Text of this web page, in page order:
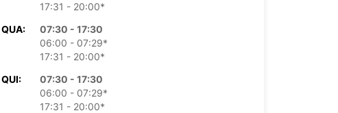
17:31 - 20:00*
QUA:
07:30 - 17:30
06:00 - 07:29*
17:31 - 20:00*
QUI:
07:30 - 17:30
06:00 - 07:29*
17:31 - 20:00*